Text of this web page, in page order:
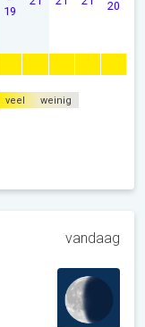
19 20
veel weinig
vandaag